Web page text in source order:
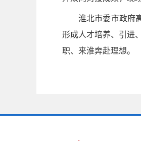
淮北市委市政府
形成人才培养、引进
职、来淮奔赴理想。